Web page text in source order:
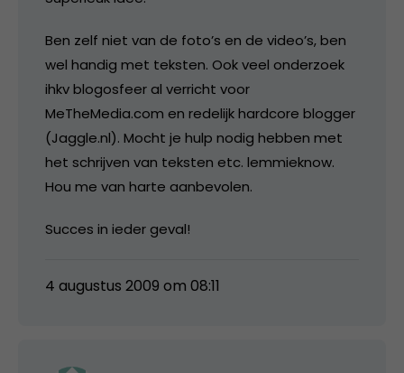
Ben zelf niet van de foto’s en de video’s, ben
wel handig met teksten. Ook veel onderzoek
ihkv blogosfeer al verricht voor
MeTheMedia.com en redelijk hardcore blogger
(Jaggle.nl). Mocht je hulp nodig hebben met
het schrijven van teksten etc. lemmieknow.
Hou me van harte aanbevolen.
Succes in ieder geval!
4 augustus 2009 om 08:11